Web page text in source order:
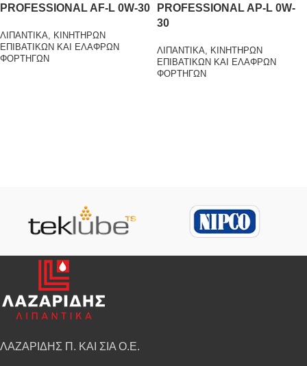
PROFESSIONAL AF-L 0W-30
ΛΙΠΑΝΤΙΚΑ, ΚΙΝΗΤΗΡΩΝ
ΕΠΙΒΑΤΙΚΩΝ ΚΑΙ ΕΛΑΦΡΩΝ
ΦΟΡΤΗΓΩΝ
PROFESSIONAL AP-L 0W-
30
ΛΙΠΑΝΤΙΚΑ, ΚΙΝΗΤΗΡΩΝ
ΕΠΙΒΑΤΙΚΩΝ ΚΑΙ ΕΛΑΦΡΩΝ
ΦΟΡΤΗΓΩΝ
ΛΑΖΑΡΙΔΗΣ Π. ΚΑΙ ΣΙΑ Ο.Ε.